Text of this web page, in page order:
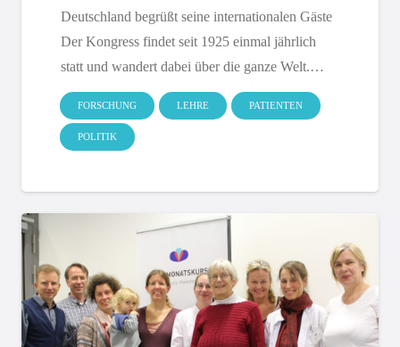
Deutschland begrüßt seine internationalen Gäste
Der Kongress findet seit 1925 einmal jährlich
statt und wandert dabei über die ganze Welt.…
FORSCHUNG LEHRE PATIENTEN
POLITIK